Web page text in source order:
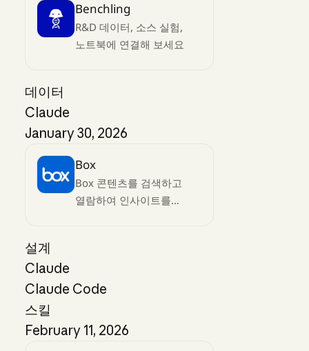
Benchling
R&D 데이터, 소스 실험,
노트북에 연결해 보세요
데이터
Claude
January 30, 2026
Box
Box 콘텐츠를 검색하고
열람하여 인사이트를
설계
Claude
Claude Code
스킬
February 11, 2026